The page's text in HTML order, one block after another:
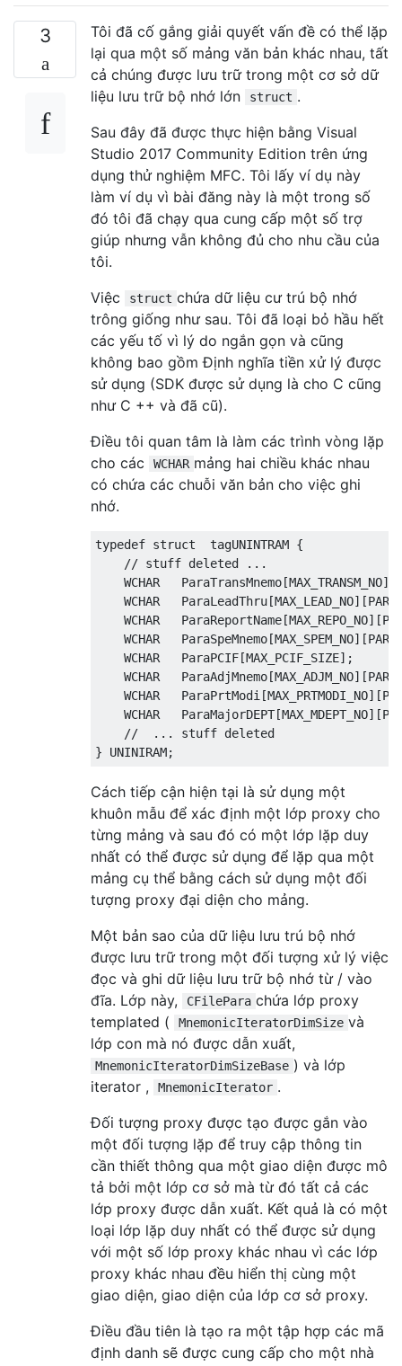
3
Tôi đã cố gắng giải quyết vấn đề có thể lặp
lại qua một số mảng văn bản khác nhau, tất
cả chúng được lưu trữ trong một cơ sở dữ
liệu lưu trữ bộ nhớ lớn
struct .
Sau đây đã được thực hiện bằng Visual
Studio 2017 Community Edition trên ứng
dụng thử nghiệm MFC. Tôi lấy ví dụ này
làm ví dụ vì bài đăng này là một trong số
đó tôi đã chạy qua cung cấp một số trợ
giúp nhưng vẫn không đủ cho nhu cầu của
tôi.
Việc
struct chứa dữ liệu cư trú bộ nhớ
trông giống như sau. Tôi đã loại bỏ hầu hết
các yếu tố vì lý do ngắn gọn và cũng
không bao gồm Định nghĩa tiền xử lý được
sử dụng (SDK được sử dụng là cho C cũng
như C ++ và đã cũ).
Điều tôi quan tâm là làm các trình vòng lặp
cho các
WCHAR mảng hai chiều khác nhau
có chứa các chuỗi văn bản cho việc ghi
nhớ.
typedef struct
  tagUNINTRAM
{
// stuff deleted ...
    WCHAR
ParaTransMnemo[MAX_TRANSM_NO][
    WCHAR
ParaLeadThru[MAX_LEAD_NO][
    WCHAR
ParaReportName[MAX_REPO_NO][
    WCHAR
ParaSpeMnemo[MAX_SPEM_NO][
    WCHAR
ParaPCIF[MAX_PCIF_SIZE];
    WCHAR
ParaAdjMnemo[MAX_ADJM_NO][
    WCHAR
ParaPrtModi [MAX_PRTMODI_NO][
    WCHAR
ParaMajorDEPT[MAX_MDEPT_NO][
//  ... stuff deleted
} UNINIRAM;
Cách tiếp cận hiện tại là sử dụng một
khuôn mẫu để xác định một lớp proxy cho
từng mảng và sau đó có một lớp lặp duy
nhất có thể được sử dụng để lặp qua một
mảng cụ thể bằng cách sử dụng một đối
tượng proxy đại diện cho mảng.
Một bản sao của dữ liệu lưu trú bộ nhớ
được lưu trữ trong một đối tượng xử lý việc
đọc và ghi dữ liệu lưu trữ bộ nhớ từ / vào
đĩa. Lớp này,
CFilePara chứa lớp proxy
templated (
MnemonicIteratorDimSize và
lớp con mà nó được dẫn xuất,
MnemonicIteratorDimSizeBase ) và lớp
iterator ,
MnemonicIterator .
Đối tượng proxy được tạo được gắn vào
một đối tượng lặp để truy cập thông tin
cần thiết thông qua một giao diện được mô
tả bởi một lớp cơ sở mà từ đó tất cả các
lớp proxy được dẫn xuất. Kết quả là có một
loại lớp lặp duy nhất có thể được sử dụng
với một số lớp proxy khác nhau vì các lớp
proxy khác nhau đều hiển thị cùng một
giao diện, giao diện của lớp cơ sở proxy.
Điều đầu tiên là tạo ra một tập hợp các mã
định danh sẽ được cung cấp cho một nhà